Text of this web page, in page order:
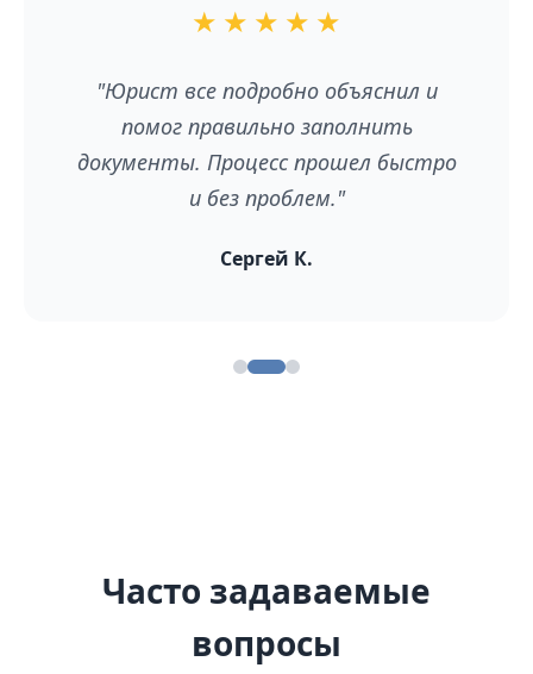
★ ★ ★ ★ ★
"Юрист все подробно объяснил и
помог правильно заполнить
документы. Процесс прошел быстро
и без проблем."
Сергей К.
Часто задаваемые
вопросы